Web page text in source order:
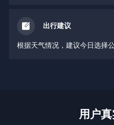
出行建议
根据天气情况，建议今日选择
用户